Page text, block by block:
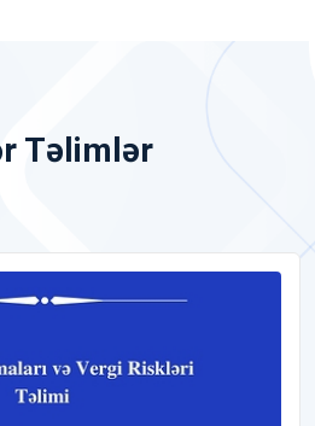
Təlimlər